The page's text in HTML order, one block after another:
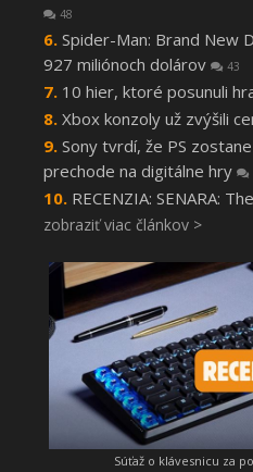
48
Spider-Man: Brand New
927 miliónoch dolárov
43
10 hier, ktoré posunuli
Xbox konzoly už zvýšili
Sony tvrdí, že PS
prechode na digitálne hry
RECENZIA: SENARA:
zobraziť viac článkov >
Súťaž o klávesnicu za